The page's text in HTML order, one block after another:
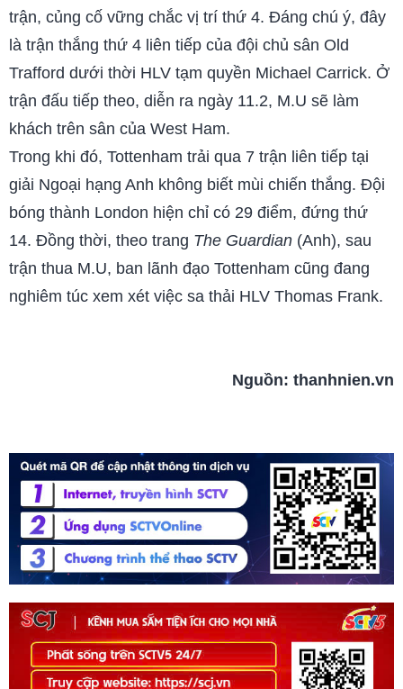
trận, củng cố vững chắc vị trí thứ 4. Đáng chú ý, đây
là trận thắng thứ 4 liên tiếp của đội chủ sân Old
Trafford dưới thời HLV tạm quyền Michael Carrick. Ở
trận đấu tiếp theo, diễn ra ngày 11.2, M.U sẽ làm
khách trên sân của West Ham.
Trong khi đó, Tottenham trải qua 7 trận liên tiếp tại
giải Ngoại hạng Anh không biết mùi chiến thắng. Đội
bóng thành London hiện chỉ có 29 điểm, đứng thứ
14. Đồng thời, theo trang The Guardian (Anh), sau
trận thua M.U, ban lãnh đạo Tottenham cũng đang
nghiêm túc xem xét việc sa thải HLV Thomas Frank.
Nguồn: thanhnien.vn